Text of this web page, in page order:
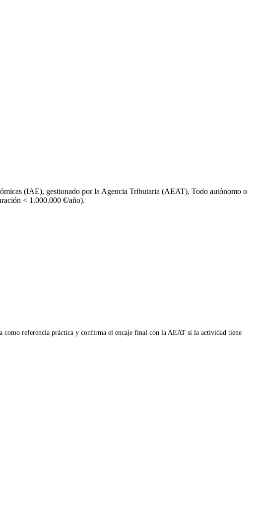
(IAE), gestionado por la Agencia Tributaria (AEAT). Todo autónomo o
< 1.000.000 €/año).
referencia práctica y confirma el encaje final con la AEAT si la actividad tiene